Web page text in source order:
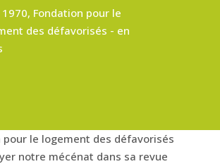
1970, Fondation pour le
des défavorisés - en
pour le logement des défavorisés
notre mécénat dans sa revue